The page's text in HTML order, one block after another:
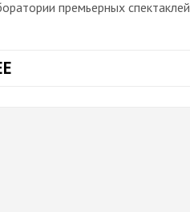
премьерных спектаклей